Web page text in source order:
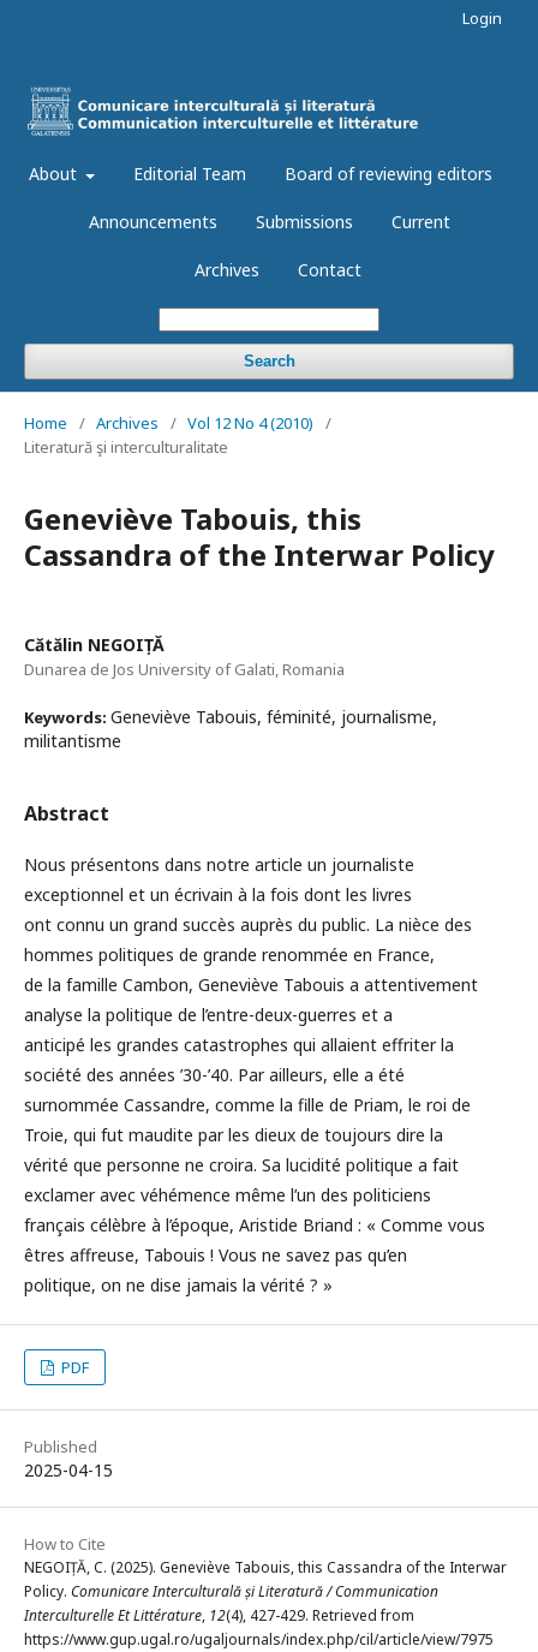
About Editorial Team Board of reviewing editors
Announcements Submissions Current
Archives Contact
Search
Login
Home / Archives / Vol 12 No 4 (2010)
/
Literatură şi interculturalitate
Geneviève Tabouis, this
Cassandra of the Interwar Policy
Cătălin NEGOIȚĂ
Dunarea de Jos University of Galati, Romania
Keywords: Geneviève Tabouis, féminité, journalisme,
militantisme
Abstract
Nous présentons dans notre article un journaliste
exceptionnel et un écrivain à la fois dont les livres
ont connu un grand succès auprès du public. La nièce des
hommes politiques de grande renommée en France,
de la famille Cambon, Geneviève Tabouis a attentivement
analyse la politique de l’entre-deux-guerres et a
anticipé les grandes catastrophes qui allaient effriter la
société des années ’30-’40. Par ailleurs, elle a été
surnommée Cassandre, comme la fille de Priam, le roi de
Troie, qui fut maudite par les dieux de toujours dire la
vérité que personne ne croira. Sa lucidité politique a fait
exclamer avec véhémence même l’un des politiciens
français célèbre à l’époque, Aristide Briand : « Comme vous
êtres affreuse, Tabouis ! Vous ne savez pas qu’en
politique, on ne dise jamais la vérité ? »
PDF
Published
2025-04-15
How to Cite
NEGOIȚĂ, C. (2025). Geneviève Tabouis, this Cassandra of the Interwar
Policy. Comunicare Interculturală și Literatură / Communication
Interculturelle Et Littérature, 12(4), 427-429. Retrieved from
https://www.gup.ugal.ro/ugaljournals/index.php/cil/article/view/7975